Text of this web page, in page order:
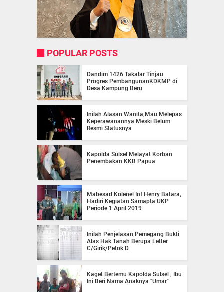
POPULAR POSTS
Dandim 1426 Takalar Tinjau
Progres PembangunanKDKMP di
Desa Kampung Beru
Inilah Alasan Wanita,Mau Melepas
Keperawanannya Meski Belum
Resmi Statusnya
Kapolda Sulsel Melayat Korban
Penembakan KKB Papua
Mabesad Kolenel Inf Henry Batara,
Hadiri Kegiatan Samapta UKP
Periode 1 April 2019
Inilah Penjelasan Pemegang Bukti
Alas Hak Tanah Berupa Letter
C/Girik/Petok D
Kaget Bertemu Kapolda Sulsel , Ibu
Ini Beri Nama Anaknya "Umar"